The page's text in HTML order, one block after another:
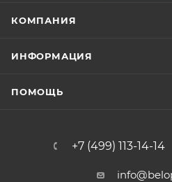
КОМПАНИЯ
ИНФОРМАЦИЯ
ПОМОЩЬ
+7 (499) 113-14-14